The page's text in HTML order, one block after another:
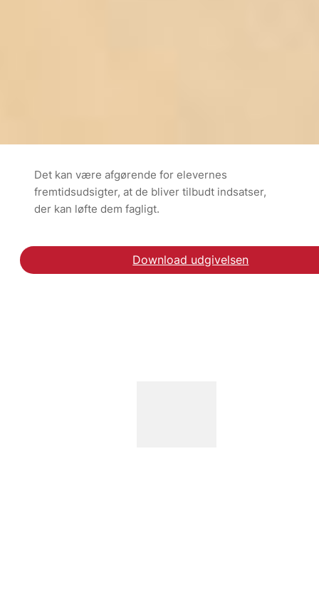
Det kan være afgørende for elevernes
fremtidsudsigter, at de bliver tilbudt indsatser,
der kan løfte dem fagligt.
Download udgivelsenLæs artiklen Targeted